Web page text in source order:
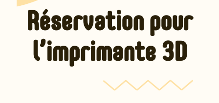
Réservation pour
l’imprimante 3D